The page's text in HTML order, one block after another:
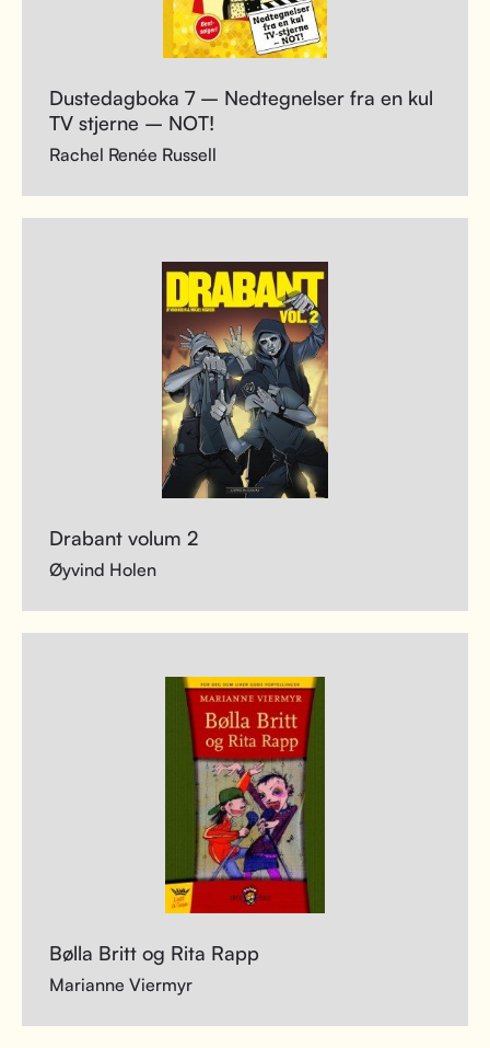
Dustedagboka 7 – Nedtegnelser fra en kul
TV stjerne – NOT!
Rachel Renée Russell
Drabant volum 2
Øyvind Holen
Bølla Britt og Rita Rapp
Marianne Viermyr